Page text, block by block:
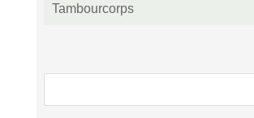
Tambourcorps